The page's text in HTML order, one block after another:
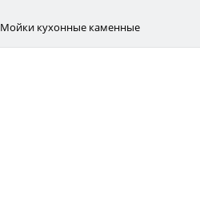
Мойки кухонные каменные